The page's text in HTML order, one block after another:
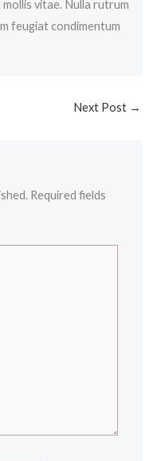
vitae. Nulla rutrum
feugiat condimentum
Next Post →
Required fields